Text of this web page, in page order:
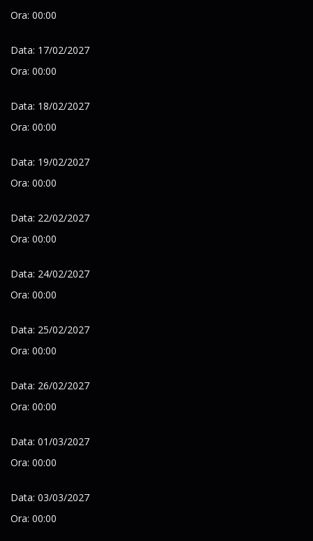
Ora: 00:00
Data: 17/02/2027
Ora: 00:00
Data: 18/02/2027
Ora: 00:00
Data: 19/02/2027
Ora: 00:00
Data: 22/02/2027
Ora: 00:00
Data: 24/02/2027
Ora: 00:00
Data: 25/02/2027
Ora: 00:00
Data: 26/02/2027
Ora: 00:00
Data: 01/03/2027
Ora: 00:00
Data: 03/03/2027
Ora: 00:00